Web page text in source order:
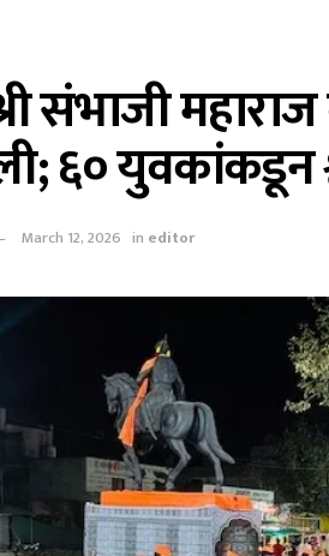
संभाजी
६० युवकांकडून
March 12, 2026 in editor